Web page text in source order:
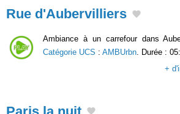
Rue d'Aubervilliers
Ambiance à un carrefour dans
Catégorie UCS : AMBUrbn . Durée :
+